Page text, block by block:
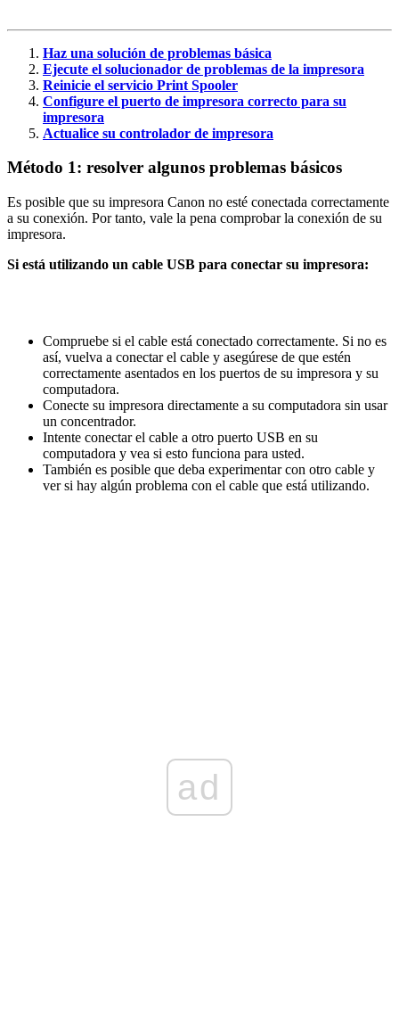
Haz una solución de problemas básica
Ejecute el solucionador de problemas de la impresora
Reinicie el servicio Print Spooler
Configure el puerto de impresora correcto para su
impresora
Actualice su controlador de impresora
Método 1: resolver algunos problemas básicos
Es posible que su impresora Canon no esté conectada correctamente
a su conexión. Por tanto, vale la pena comprobar la conexión de su
impresora.
Si está utilizando un cable USB para conectar su impresora:
Compruebe si el cable está conectado correctamente. Si no es
así, vuelva a conectar el cable y asegúrese de que estén
correctamente asentados en los puertos de su impresora y su
computadora.
Conecte su impresora directamente a su computadora sin usar
un concentrador.
Intente conectar el cable a otro puerto USB en su
computadora y vea si esto funciona para usted.
También es posible que deba experimentar con otro cable y
ver si hay algún problema con el cable que está utilizando.
ad